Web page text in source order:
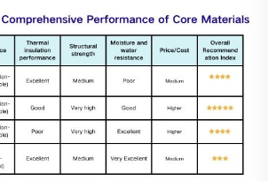
aus Stahl für industrielle Projekte.